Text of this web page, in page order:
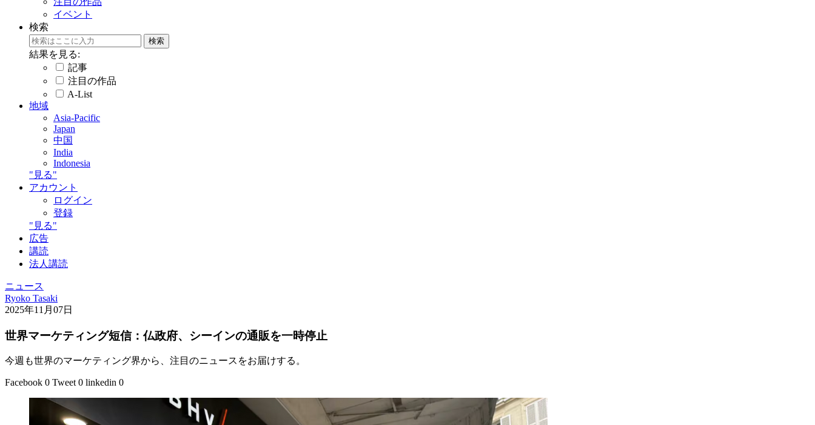
イベント
検索
結果を見る:
記事
注目の作品
A-List
地域
Asia-Pacific
Japan
中国
India
Indonesia
"見る"
アカウント
ログイン
登録
"見る"
広告
講読
法人講読
ニュース
Ryoko Tasaki
2025年11月07日
世界マーケティング短信：仏政府、シーインの通販を一時停止
今週も世界のマーケティング界から、注目のニュースをお届けする。
Facebook 0 Tweet 0 linkedin 0